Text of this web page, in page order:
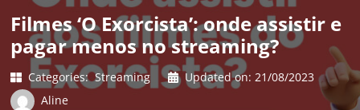
Filmes ‘O Exorcista’: onde assistir e
pagar menos no streaming?
Categories: Streaming Updated on: 21/08/2023
Aline